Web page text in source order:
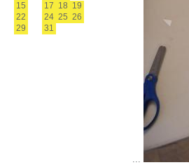
15
17 18 19
22
24 25 26
29
31
...